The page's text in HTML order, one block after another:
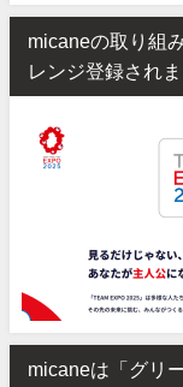
micaneの取り組
レンジ登録されま
micaneは「グリ